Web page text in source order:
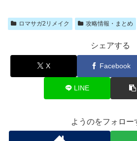
ロマサガ2リメイク 攻略情報・まとめ
シェアする
X Facebook
LINE
ようのをフォロー